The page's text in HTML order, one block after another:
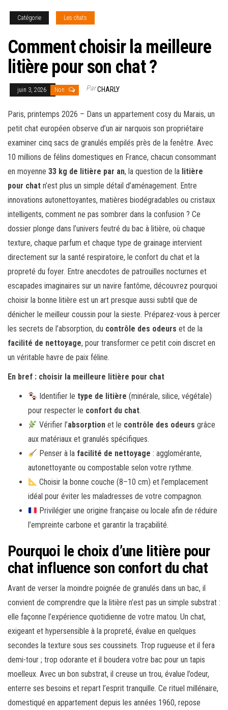
Catégorie Les chats
Comment choisir la meilleure
litière pour son chat ?
juin 3, 2026 Non ParCHARLY
Paris, printemps 2026 – Dans un appartement cosy du Marais, un
petit chat européen observe d’un air narquois son propriétaire
examiner cinq sacs de granulés empilés près de la fenêtre. Avec
10 millions de félins domestiques en France, chacun consommant
en moyenne 33 kg de litière par an, la question de la litière
pour chat n’est plus un simple détail d’aménagement. Entre
innovations autonettoyantes, matières biodégradables ou cristaux
intelligents, comment ne pas sombrer dans la confusion ? Ce
dossier plonge dans l’univers feutré du bac à litière, où chaque
texture, chaque parfum et chaque type de grainage intervient
directement sur la santé respiratoire, le confort du chat et la
propreté du foyer. Entre anecdotes de patrouilles nocturnes et
escapades imaginaires sur un navire fantôme, découvrez pourquoi
choisir la bonne litière est un art presque aussi subtil que de
dénicher le meilleur coussin pour la sieste. Préparez-vous à percer
les secrets de l’absorption, du contrôle des odeurs et de la
facilité de nettoyage, pour transformer ce petit coin discret en
un véritable havre de paix féline.
En bref : choisir la meilleure litière pour chat
Identifier le type de litière (minérale, silice, végétale)
pour respecter le confort du chat.
Vérifier l’absorption et le contrôle des odeurs grâce
aux matériaux et granulés spécifiques.
Penser à la facilité de nettoyage : agglomérante,
autonettoyante ou compostable selon votre rythme.
Choisir la bonne couche (8–10 cm) et l’emplacement
idéal pour éviter les maladresses de votre compagnon.
Privilégier une origine française ou locale afin de réduire
l’empreinte carbone et garantir la traçabilité.
Pourquoi le choix d’une litière pour
chat influence son confort du chat
Avant de verser la moindre poignée de granulés dans un bac, il
convient de comprendre que la litière n’est pas un simple substrat :
elle façonne l’expérience quotidienne de votre matou. Un chat,
exigeant et hypersensible à la propreté, évalue en quelques
secondes la texture sous ses coussinets. Trop rugueuse et il fera
demi-tour ; trop odorante et il boudera votre bac pour un tapis
moelleux. Avec un bon substrat, il creuse un trou, évalue l’odeur,
enterre ses besoins et repart l’esprit tranquille. Ce rituel millénaire,
domestiqué en appartement depuis les années 1960, repose